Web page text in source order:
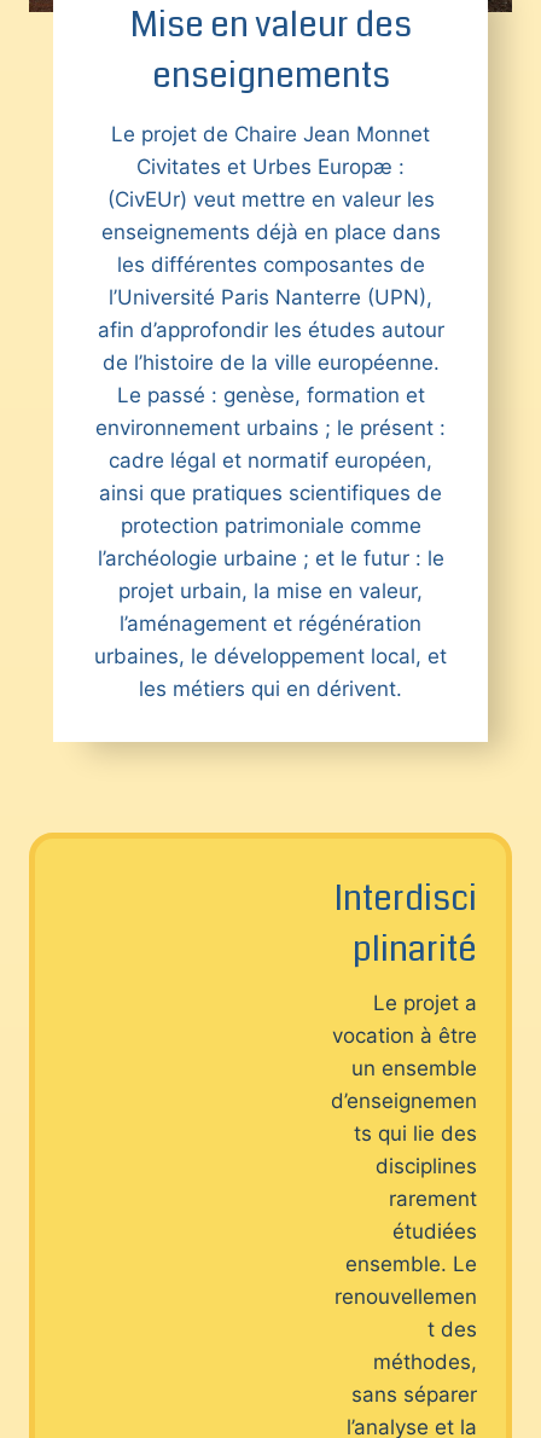
Mise en valeur des
enseignements
Le projet de Chaire Jean Monnet
Civitates et Urbes Europæ :
(CivEUr) veut mettre en valeur les
enseignements déjà en place dans
les différentes composantes de
l’Université Paris Nanterre (UPN),
afin d’approfondir les études autour
de l’histoire de la ville européenne.
Le passé : genèse, formation et
environnement urbains ; le présent :
cadre légal et normatif européen,
ainsi que pratiques scientifiques de
protection patrimoniale comme
l’archéologie urbaine ; et le futur : le
projet urbain, la mise en valeur,
l’aménagement et régénération
urbaines, le développement local, et
les métiers qui en dérivent.
Interdisci
plinarité
Le projet a
vocation à être
un ensemble
d’enseignemen
ts qui lie des
disciplines
rarement
étudiées
ensemble. Le
renouvellemen
t des
méthodes,
sans séparer
l’analyse et la